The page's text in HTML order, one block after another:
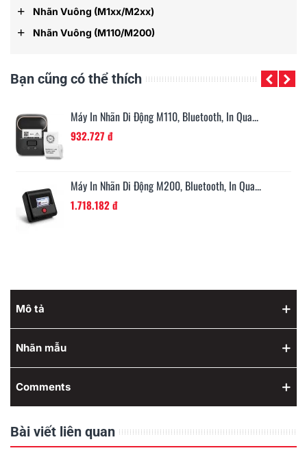
+ Nhãn Vuông (M1xx/M2xx)
+ Nhãn Vuông (M110/M200)
Bạn cũng có thể thích
Máy In Nhãn Di Động M110, Bluetooth, In Qua...
932.727 đ
Máy In Nhãn Di Động M200, Bluetooth, In Qua...
1.718.182 đ
Mô tả
Nhãn mẫu
Comments
Bài viết liên quan